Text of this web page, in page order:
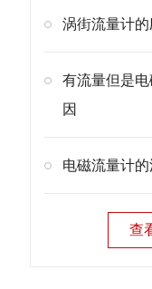
涡街流量计的
有流量但是
因
电磁流量计
查